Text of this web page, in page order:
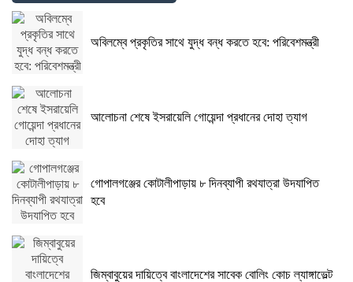
অবিলম্বে প্রকৃতির সাথে যুদ্ধ বন্ধ করতে হবে: পরিবেশমন্ত্রী
আলোচনা শেষে ইসরায়েলি গোয়েন্দা প্রধানের দোহা ত্যাগ
গোপালগঞ্জের কোটালীপাড়ায় ৮ দিনব্যাপী রথযাত্রা উদযাপিত
হবে
জিম্বাবুয়ের দায়িত্বে বাংলাদেশের সাবেক বোলিং কোচ ল্যাঙ্গাভেল্ট